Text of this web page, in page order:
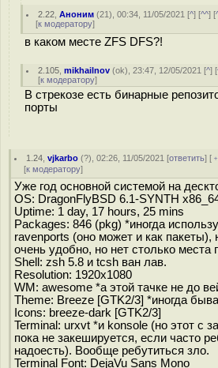
2.22 ,Аноним (21), 00:34, 11/05/2021 [^] [^^] [
[к модератору]
в каком месте ZFS DFS?!
2.105 ,mikhailnov (ok), 23:47, 12/05/2021 [^] [
[к модератору]
В стрекозе есть бинарные
порты
1.24 ,vjkarbo (?), 02:26, 11/05/2021 [ответить] [
[к модератору]
Уже год основной системой на
OS: DragonFlyBSD 6.1-SYNTH
Uptime: 1 day, 17 hours, 25 mins
Packages: 846 (pkg) *иногда
ravenports (оно может и как пакеты),
очень удобно, но нет столько места
Shell: zsh 5.8 и tcsh ван лав.
Resolution: 1920x1080
WM: awesome *а этой тачке не до
Theme: Breeze [GTK2/3] *иногда
Icons: breeze-dark [GTK2/3]
Terminal: urxvt *и konsole (но этот с
пока не закешируется, если часто
надоесть). Вообще ребутиться зло.
Terminal Font: DejaVu Sans Mono